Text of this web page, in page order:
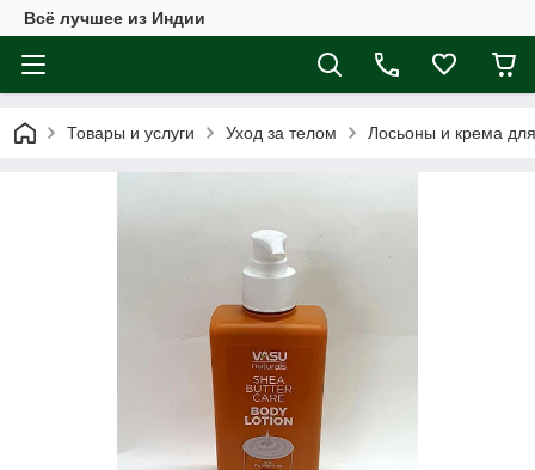
Всё лучшее из Индии
Товары и услуги Уход за телом Лосьоны и крема